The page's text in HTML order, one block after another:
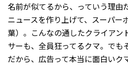
名前が似てるから、っていう理由
ニュースを作り上げて、スーパ
葉）。こんなの通したクライア
サーも、全員狂ってるクマ。で
だから、広告って本当に面白いク